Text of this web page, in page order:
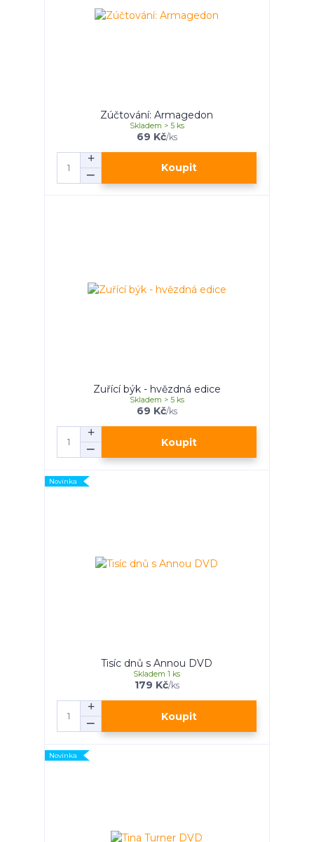
Zúčtování: Armagedon
69 Kč/ks
Skladem > 5 ks
Koupit
Zuřící býk - hvězdná edice
69 Kč/ks
Skladem > 5 ks
Koupit
Novinka
Tisíc dnů s Annou DVD
179 Kč/ks
Skladem 1 ks
Koupit
Novinka